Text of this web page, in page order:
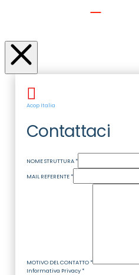
Acop Italia
Contattaci
NOME STRUTTURA*
MAIL REFERENTE*
MOTIVO DEL CONTATTO*
Informativa Privacy*